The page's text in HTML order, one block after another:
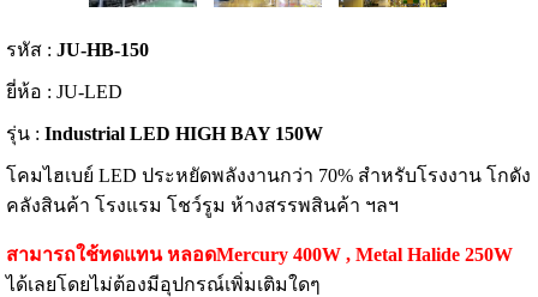
รหัส : JU-HB-150
ยี่ห้อ : JU-LED
รุ่น : Industrial LED HIGH BAY 150W
โคมไฮเบย์ LED ประหยัดพลังงานกว่า 70% สำหรับโรงงาน โกดัง
คลังสินค้า โรงแรม โชว์รูม ห้างสรรพสินค้า ฯลฯ
สามารถใช้ทดแทน หลอดMercury 400W , Metal Halide 250W
ได้เลยโดยไม่ต้องมีอุปกรณ์เพิ่มเติมใดๆ